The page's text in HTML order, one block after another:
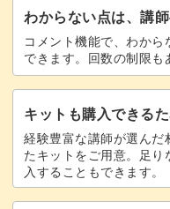
わからない点は、講
コメント機能で、わか
できます。回数の制限も
キットも購入できる
経験豊富な講師が選んだ
たキットをご用意。足
入することもできます。